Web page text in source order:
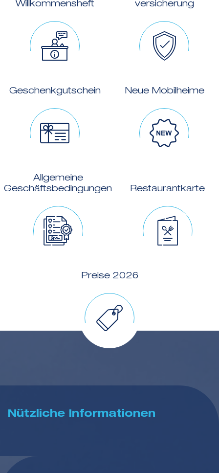
Willkommensheft versicherung
Geschenkgutschein Neue Mobilheime
Allgemeine
Geschäftsbedingungen
Restaurantkarte
Preise 2026
Nützliche Informationen